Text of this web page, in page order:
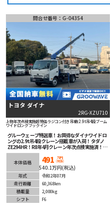
問合せ番号：G-04354
トヨタ ダイナ
2RG-XZU710
上物年次点検実施超特価ラジコン付き吊t数2.9t吊4段ブーム
ワイドロングフックイン
グルーウェーブ特選車！お買得なダイナワイドロ
ングの2.9t吊4段クレーン搭載車が入荷！タダノ
ZE294HR！R8年4月クレーン年次点検実施済！人
気の6速マニュアル！ETC車載器＆バックカメラ
装備！衝突被害軽減ブレーキ等安全装備も充実！
タイヤの山もまだまだあるので安心です！
本体価格 491 万円
(税抜)
540.1万円(税込)
年式
令和2年07月
走行距離
60,368km
積載量
2,000kg
シフト
F6